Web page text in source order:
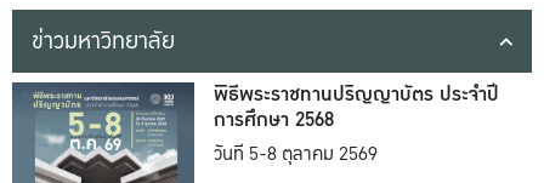
ข่าวมหาวิทยาลัย
พิธีพระราชทานปริญญาบัตร ประจำปี
การศึกษา 2568
วันที่ 5-8 ตุลาคม 2569